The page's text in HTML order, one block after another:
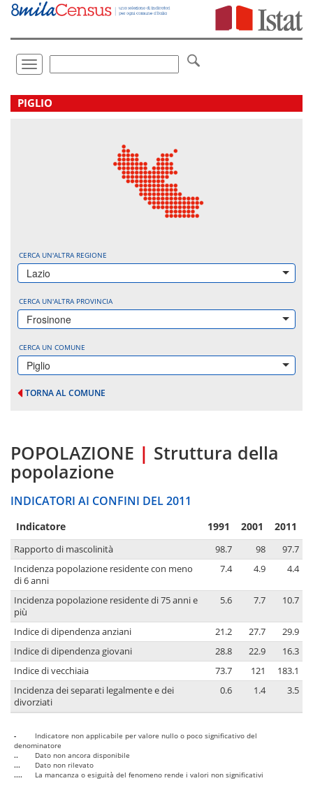
Vai
direttamente
Toggle
navigation
.
PIGLIO
CERCA UN'ALTRA REGIONE
Lazio
CERCA UN'ALTRA PROVINCIA
Frosinone
CERCA UN COMUNE
Piglio
TORNA AL COMUNE
POPOLAZIONE | Struttura della
popolazione
INDICATORI AI CONFINI DEL 2011
Indicatore 1991 2001 2011
Rapporto di mascolinità 98.7 98
97.7
Incidenza popolazione residente con meno
di 6 anni
7.4 4.9 4.4
Incidenza popolazione residente di 75 anni e
più
5.6 7.7 10.7
Indice di dipendenza anziani 21.2 27.7
29.9
Indice di dipendenza giovani
28.8 22.9
16.3
Indice di vecchiaia
73.7 121
183.1
Incidenza dei separati legalmente e dei
divorziati
0.6 1.4 3.5
-
Indicatore non applicabile per valore nullo o poco significativo del
denominatore
..
Dato non ancora disponibile
...
Dato non rilevato
....
La mancanza o esiguità del fenomeno rende i valori non significativi